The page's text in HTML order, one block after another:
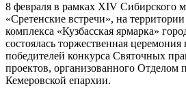
8 февраля в рамках XIV Сибирского
«Сретенские встречи», на
комплекса «Кузбасская ярмарка»
состоялась торжественная
победителей конкурса Святочных
проектов, организованного Отделом
Кемеровской епархии.